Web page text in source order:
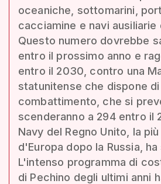
oceaniche, sottomarini,
cacciamine e navi
Questo numero dovrebbe
entro il prossimo anno e
entro il 2030, contro una
statunitense che dispone di
combattimento, che si
scenderanno a 294 entro il
Navy del Regno Unito, la
d'Europa dopo la Russia,
L'intenso programma di
di Pechino degli ultimi anni